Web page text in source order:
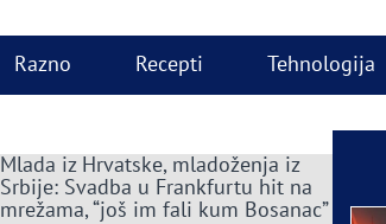
Razno Recepti Tehnologija
Mlada iz Hrvatske, mladoženja iz
Srbije: Svadba u Frankfurtu hit na
mrežama, “još im fali kum Bosanac”